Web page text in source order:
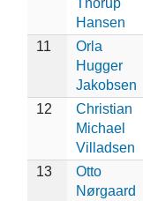
Hansen
11
Orla
Hugger
Jakobsen
12
Christian
Michael
Villadsen
13
Otto
Nørgaard